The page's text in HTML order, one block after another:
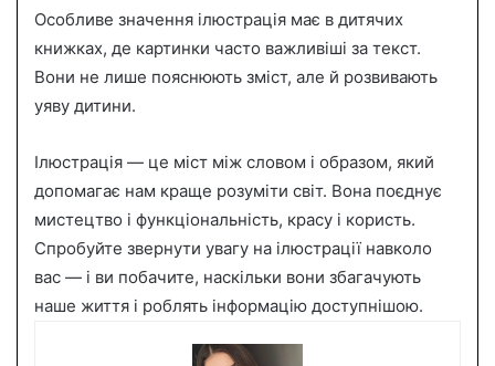
Особливе значення ілюстрація має в дитячих
книжках, де картинки часто важливіші за текст.
Вони не лише пояснюють зміст, але й розвивають
уяву дитини.
Ілюстрація — це міст між словом і образом, який
допомагає нам краще розуміти світ. Вона поєднує
мистецтво і функціональність, красу і користь.
Спробуйте звернути увагу на ілюстрації навколо
вас — і ви побачите, наскільки вони збагачують
наше життя і роблять інформацію доступнішою.